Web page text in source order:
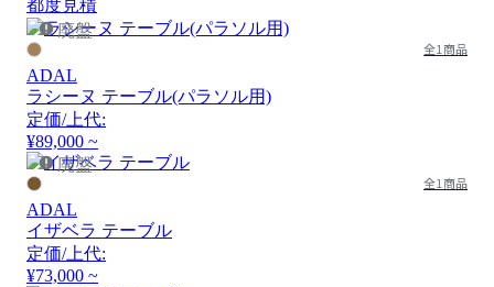
都度見積
廃盤
全1商品
ADAL
ラシーヌ テーブル(パラソル用)
定価/上代:
¥89,000 ~
廃盤
全1商品
ADAL
イザベラ テーブル
定価/上代:
¥73,000 ~